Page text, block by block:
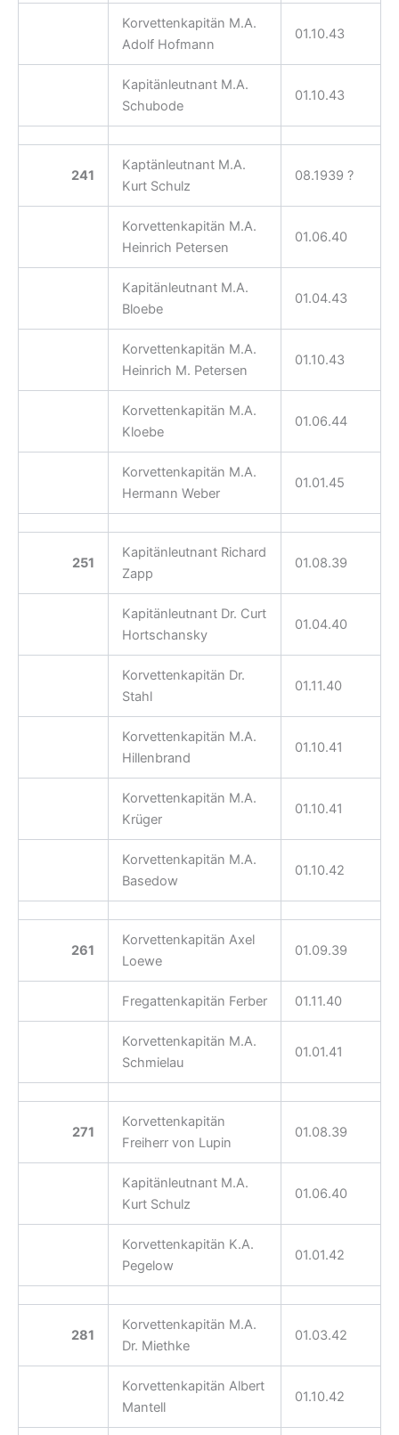
Korvettenkapitän M.A.
Adolf Hofmann
01.10.43
Kapitänleutnant M.A.
Schubode
01.10.43
241
Kaptänleutnant M.A.
Kurt Schulz
08.1939 ?
Korvettenkapitän M.A.
Heinrich Petersen
01.06.40
Kapitänleutnant M.A.
Bloebe
01.04.43
Korvettenkapitän M.A.
Heinrich M. Petersen
01.10.43
Korvettenkapitän M.A.
Kloebe
01.06.44
Korvettenkapitän M.A.
Hermann Weber
01.01.45
251
Kapitänleutnant Richard
Zapp
01.08.39
Kapitänleutnant Dr. Curt
Hortschansky
01.04.40
Korvettenkapitän Dr.
Stahl
01.11.40
Korvettenkapitän M.A.
Hillenbrand
01.10.41
Korvettenkapitän M.A.
Krüger
01.10.41
Korvettenkapitän M.A.
Basedow
01.10.42
261
Korvettenkapitän Axel
Loewe
01.09.39
Fregattenkapitän Ferber 01.11.40
Korvettenkapitän M.A.
Schmielau
01.01.41
271
Korvettenkapitän
Freiherr von Lupin
01.08.39
Kapitänleutnant M.A.
Kurt Schulz
01.06.40
Korvettenkapitän K.A.
Pegelow
01.01.42
281
Korvettenkapitän M.A.
Dr. Miethke
01.03.42
Korvettenkapitän Albert
Mantell
01.10.42